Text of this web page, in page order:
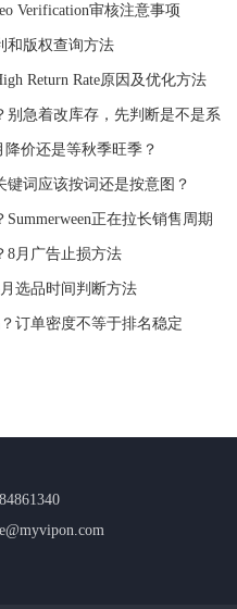
Verification审核注意事项
和版权查询方法
Return Rate原因及优化方法
别急着改库存，先判断是不是系
价还是等秋季旺季？
词应该按词还是按意图？
正在拉长销售周期
8月广告止损方法
选品时间判断方法
订单密度不等于排名稳定